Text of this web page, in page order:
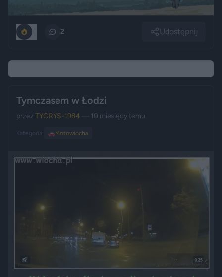
2 Udostępnij
Tymczasem w Łodzi
przez TYGRYS-1984 — 10 miesięcy temu
Kategoria: 🚗Motowiocha